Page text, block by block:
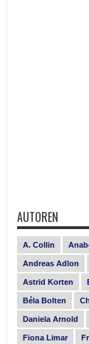
AUTOREN
A. Collin
Andreas Adlon
Astrid Korten
Béla Bolten
Daniela Arnold
Fiona Limar